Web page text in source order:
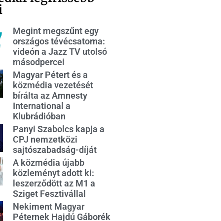
Megint megszűnt egy
országos tévécsatorna:
videón a Jazz TV utolsó
másodpercei
Magyar Pétert és a
közmédia vezetését
bírálta az Amnesty
International a
Klubrádióban
Panyi Szabolcs kapja a
CPJ nemzetközi
sajtószabadság-díját
A közmédia újabb
közleményt adott ki:
leszerződött az M1 a
Sziget Fesztivállal
Nekiment Magyar
Péternek Hajdú Gáborék